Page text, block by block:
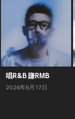
唱R&B 賺RMB
2026年6月17日